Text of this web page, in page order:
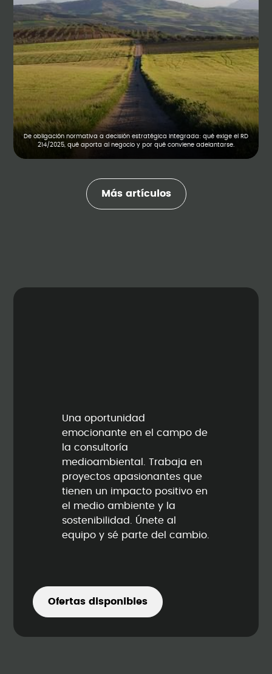
De obligación normativa a decisión estratégica integrada: qué exige el RD
214/2025, qué aporta al negocio y por qué conviene adelantarse.
Más artículos
Una oportunidad
emocionante en el campo de
la consultoría
medioambiental. Trabaja en
proyectos apasionantes que
tienen un impacto positivo en
el medio ambiente y la
sostenibilidad. Únete al
equipo y sé parte del cambio.
Ofertas disponibles